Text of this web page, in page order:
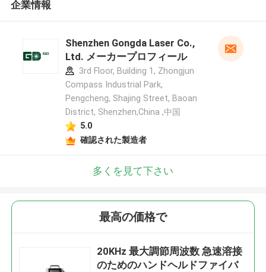
企業情報
Shenzhen Gongda Laser Co.,
Ltd. メーカープロフィール
3rd Floor, Building 1, Zhongjun
Compass Industrial Park,
Pengcheng, Shajing Street, Baoan
District, Shenzhen,China ,中国
5.0
確認された製造者
多くを見て下さい
最高の価格で
20KHz 最大調節周波数 急速溶接
のためのハンドヘルドファイバ